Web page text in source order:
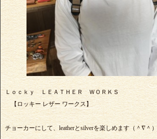
Ｌｏｃｋｙ ＬＥＡＴＨＥＲ ＷＯＲＫＳ
【ロッキー レザー ワークス】
チョーカーにして、leatherとsilverを楽しめます（＾∇＾）